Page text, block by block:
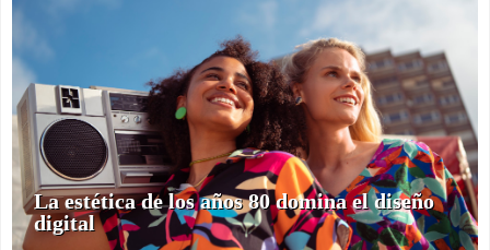
La estética de los años 80 domina el diseño
digital